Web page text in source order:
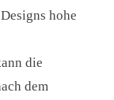
hohe
die
dem